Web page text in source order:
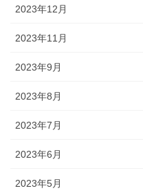
2023年12月
2023年11月
2023年9月
2023年8月
2023年7月
2023年6月
2023年5月